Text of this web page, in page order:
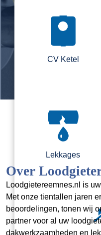
CV Ketel
Lekkages
Over
Loodgietereemnes.nl is
Met onze tientallen jaren
beoordelingen, tonen wij
partner voor al uw
dakwerkzaamheden en